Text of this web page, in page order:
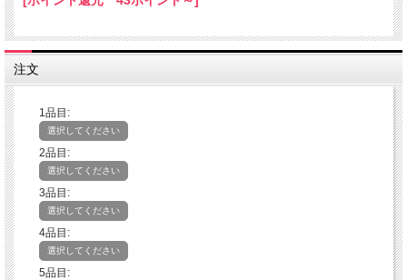
たりすることがございます。
程よろしくお願いいたします。
注文
1品目:
選択してください
2品目:
選択してください
3品目:
選択してください
4品目:
選択してください
5品目: